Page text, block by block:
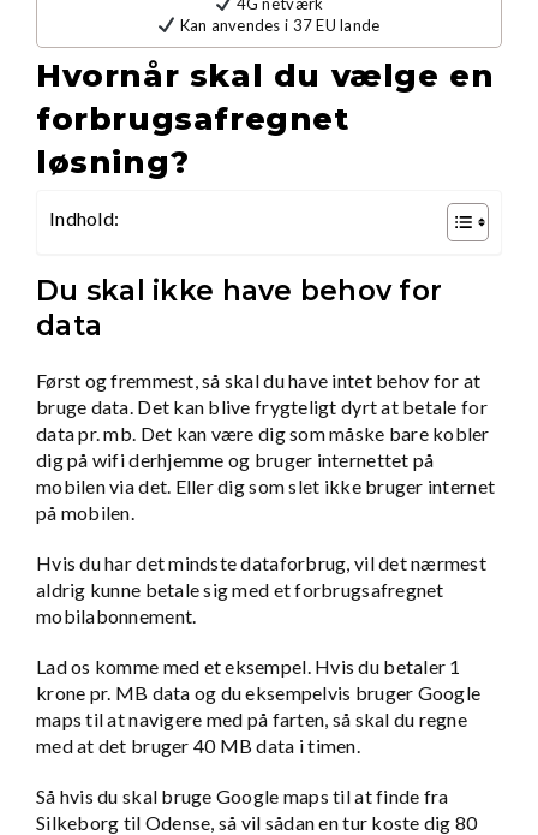
Kan anvendes i 37 EU lande
Hvornår skal du vælge en
forbrugsafregnet
løsning?
Indhold:
Du skal ikke have behov for
data
Først og fremmest, så skal du have intet behov for at
bruge data. Det kan blive frygteligt dyrt at betale for
data pr. mb. Det kan være dig som måske bare kobler
dig på wifi derhjemme og bruger internettet på
mobilen via det. Eller dig som slet ikke bruger internet
på mobilen.
Hvis du har det mindste dataforbrug, vil det nærmest
aldrig kunne betale sig med et forbrugsafregnet
mobilabonnement.
Lad os komme med et eksempel. Hvis du betaler 1
krone pr. MB data og du eksempelvis bruger Google
maps til at navigere med på farten, så skal du regne
med at det bruger 40 MB data i timen.
Så hvis du skal bruge Google maps til at finde fra
Silkeborg til Odense, så vil sådan en tur koste dig 80